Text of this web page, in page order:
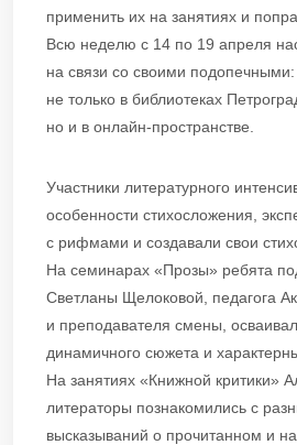
применить их на занятиях и
Всю неделю с 14 по 19 апреля
на связи со своими
не только в библиотеках
но и в онлайн-пространстве.
Участники литературного
особенности стихосложения,
с рифмами и создавали свои
На семинарах «Прозы» ребята
Светланы Щелоковой, педагога
и преподавателя смены,
динамичного сюжета и
На занятиях «Книжной критики»
литераторы познакомились с
высказываний о прочитанном и